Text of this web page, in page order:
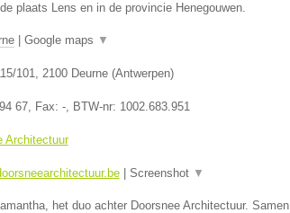
plaats Lens en in de provincie Henegouwen.
| Google maps ▼
101, 2100 Deurne(Antwerpen)
67, Fax: -, BTW-nr: 1002.683.951
Architectuur
| Screenshot ▼
het duo achter Doorsnee Architectuur. Samen